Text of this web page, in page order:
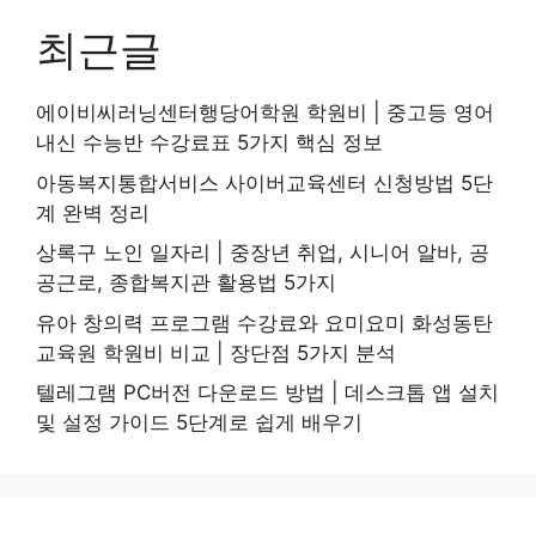
최근글
에이비씨러닝센터행당어학원 학원비 | 중고등 영어
내신 수능반 수강료표 5가지 핵심 정보
아동복지통합서비스 사이버교육센터 신청방법 5단
계 완벽 정리
상록구 노인 일자리 | 중장년 취업, 시니어 알바, 공
공근로, 종합복지관 활용법 5가지
유아 창의력 프로그램 수강료와 요미요미 화성동탄
교육원 학원비 비교 | 장단점 5가지 분석
텔레그램 PC버전 다운로드 방법 | 데스크톱 앱 설치
및 설정 가이드 5단계로 쉽게 배우기